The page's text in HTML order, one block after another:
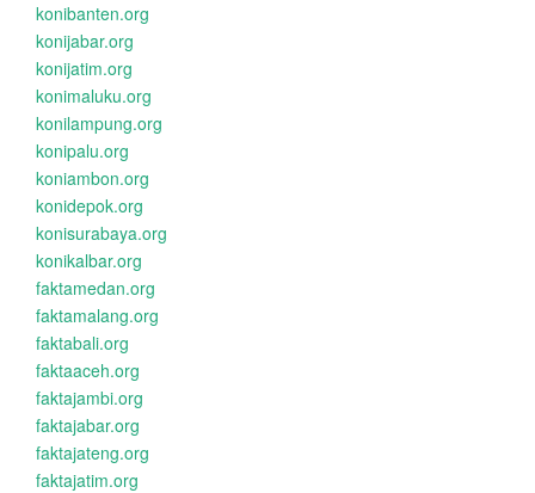
konibanten.org
konijabar.org
konijatim.org
konimaluku.org
konilampung.org
konipalu.org
koniambon.org
konidepok.org
konisurabaya.org
konikalbar.org
faktamedan.org
faktamalang.org
faktabali.org
faktaaceh.org
faktajambi.org
faktajabar.org
faktajateng.org
faktajatim.org